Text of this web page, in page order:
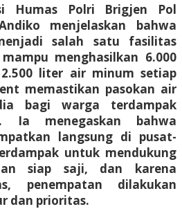
Humas Polri Brigjen Pol
menjelaskan bahwa
salah satu fasilitas
menghasilkan 6.000
liter air minum setiap
memastikan pasokan air
bagi warga terdampak
Ia menegaskan bahwa
langsung di pusat-
untuk mendukung
siap saji, dan karena
penempatan dilakukan
dan prioritas.